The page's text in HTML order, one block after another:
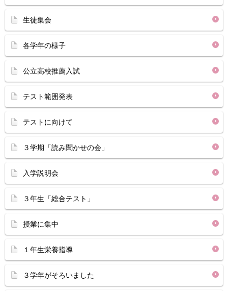
生徒集会
各学年の様子
公立高校推薦入試
テスト範囲発表
テストに向けて
３学期「読み聞かせの会」
入学説明会
３年生「総合テスト」
授業に集中
１年生栄養指導
３学年がそろいました